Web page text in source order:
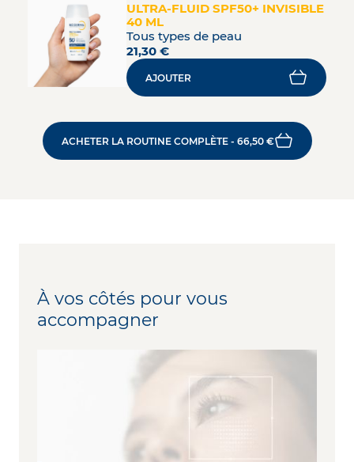
ULTRA-FLUID SPF50+ INVISIBLE
40 ML
Tous types de peau
21,30 €
AJOUTER
ACHETER LA ROUTINE COMPLÈTE - 66,50 €
À vos côtés pour vous
accompagner